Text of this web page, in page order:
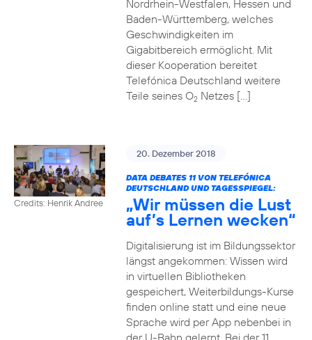
Nordrhein-Westfalen, Hessen und
Baden-Württemberg, welches
Geschwindigkeiten im
Gigabitbereich ermöglicht. Mit
dieser Kooperation bereitet
Telefónica Deutschland weitere
Teile seines O2Netzes […]
Credits: Henrik Andree
20. Dezember 2018
DATA DEBATES 11 VON TELEFÓNICA
DEUTSCHLAND UND TAGESSPIEGEL:
„Wir müssen die Lust
auf’s Lernen wecken“
Digitalisierung ist im Bildungssektor
längst angekommen: Wissen wird
in virtuellen Bibliotheken
gespeichert, Weiterbildungs-Kurse
finden online statt und eine neue
Sprache wird per App nebenbei in
der U-Bahn gelernt. Bei der 11.